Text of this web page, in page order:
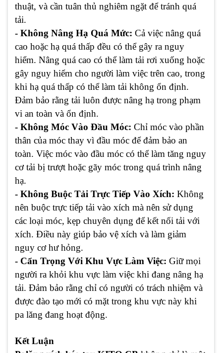
thuật, và cần tuân thủ nghiêm ngặt để tránh quá
tải.
- Không Nâng Hạ Quá Mức: Cả việc nâng quá
cao hoặc hạ quá thấp đều có thể gây ra nguy
hiểm. Nâng quá cao có thể làm tải rơi xuống hoặc
gây nguy hiểm cho người làm việc trên cao, trong
khi hạ quá thấp có thể làm tải không ổn định.
Đảm bảo rằng tải luôn được nâng hạ trong phạm
vi an toàn và ổn định.
- Không Móc Vào Đầu Móc: Chỉ móc vào phần
thân của móc thay vì đầu móc để đảm bảo an
toàn. Việc móc vào đầu móc có thể làm tăng nguy
cơ tải bị trượt hoặc gãy móc trong quá trình nâng
hạ.
- Không Buộc Tải Trực Tiếp Vào Xích: Không
nên buộc trực tiếp tải vào xích mà nên sử dụng
các loại móc, kẹp chuyên dụng để kết nối tải với
xích. Điều này giúp bảo vệ xích và làm giảm
nguy cơ hư hỏng.
- Cẩn Trọng Với Khu Vực Làm Việc: Giữ mọi
người ra khỏi khu vực làm việc khi đang nâng hạ
tải. Đảm bảo rằng chỉ có người có trách nhiệm và
được đào tạo mới có mặt trong khu vực này khi
pa lăng đang hoạt động.
Kết Luận